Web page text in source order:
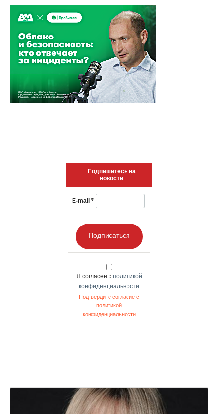
Подпишитесь на
новости
E-mail *
Подписаться
Я согласен с политикой
конфиденциальности
Подтвердите согласие с
политикой
конфиденциальности